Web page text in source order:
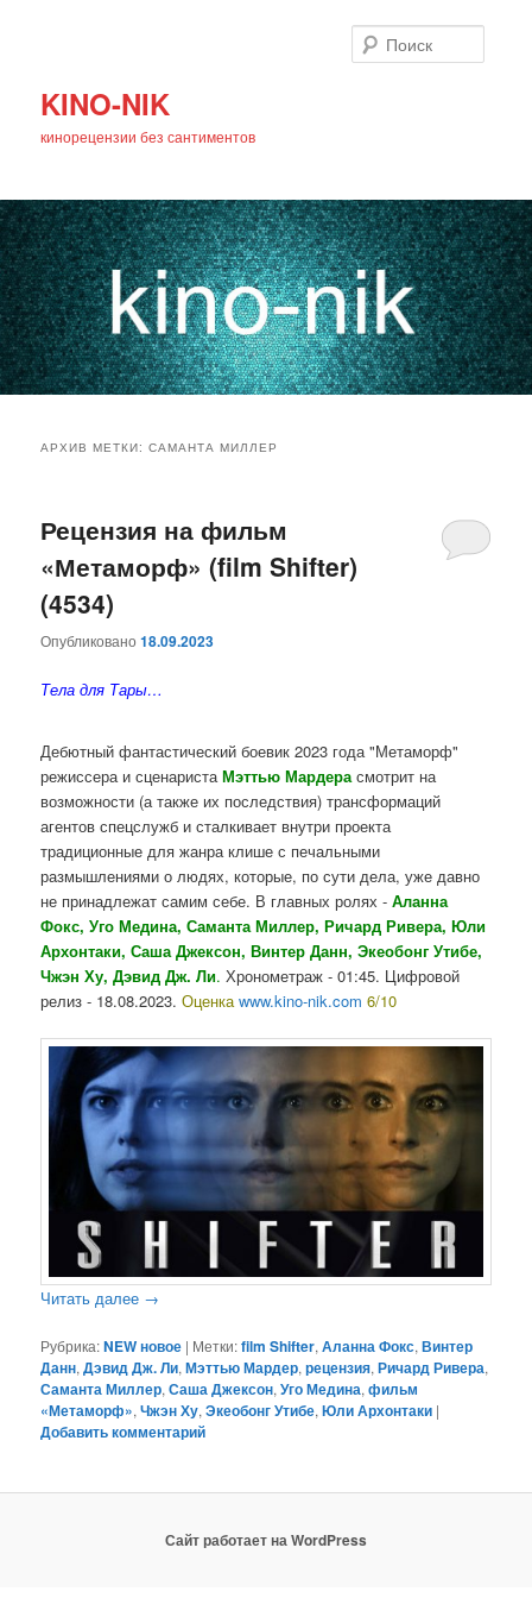
KINO-NIK
кинорецензии без сантиментов
основному
содержимому
дополнительному
содержимому
АРХИВ МЕТКИ:САМАНТА МИЛЛЕР
Рецензия на фильм
«Метаморф» (film Shifter)
(4534)
Опубликовано18.09.2023
Тела для Тары…
Дебютный фантастический боевик 2023 года "Метаморф"
режиссера и сценаристаМэттью Мардерасмотрит на
возможности (а также их последствия) трансформаций
агентов спецслужб и сталкивает внутри проекта
традиционные для жанра клише с печальными
размышлениями о людях, которые, по сути дела, уже давно
не принадлежат самим себе. В главных ролях -Аланна
Фокс,Уго Медина,Саманта Миллер,Ричард Ривера,Юли
Архонтаки,Саша Джексон,Винтер Данн,Экеобонг Утибе,
Чжэн Ху,Дэвид Дж. Ли. Хронометраж - 01:45. Цифровой
релиз - 18.08.2023.Оценкаwww.kino-nik.com 6/10
Читать далее →
Рубрика:NEW новое | Метки:film Shifter,Аланна Фокс,Винтер
Данн,Дэвид Дж. Ли,Мэттью Мардер,рецензия,Ричард Ривера,
Саманта Миллер,Саша Джексон,Уго Медина,фильм
«Метаморф»,Чжэн Ху,Экеобонг Утибе,Юли Архонтаки |
Добавить комментарий
Сайт работает на WordPress